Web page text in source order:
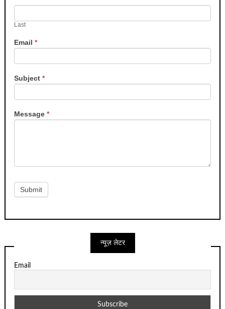
Last
Email*
Subject*
Message*
Submit
न्यूज़ लेटर
Email